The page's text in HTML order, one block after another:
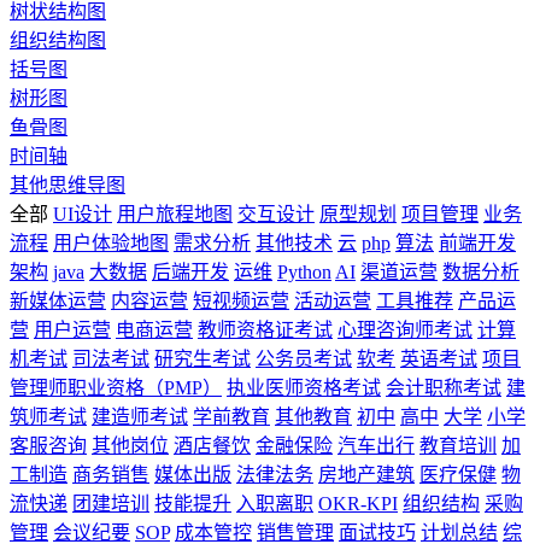
树状结构图
组织结构图
括号图
树形图
鱼骨图
时间轴
其他思维导图
全部 UI设计 用户旅程地图 交互设计 原型规划 项目管理 业务
流程 用户体验地图 需求分析 其他技术 云 php 算法 前端开发
架构 java 大数据 后端开发 运维 Python AI 渠道运营 数据分析
新媒体运营 内容运营 短视频运营 活动运营 工具推荐 产品运
营 用户运营 电商运营 教师资格证考试 心理咨询师考试 计算
机考试 司法考试 研究生考试 公务员考试 软考 英语考试 项目
管理师职业资格（PMP）
执业医师资格考试 会计职称考试 建
筑师考试 建造师考试 学前教育 其他教育 初中 高中 大学 小学
客服咨询 其他岗位 酒店餐饮 金融保险 汽车出行 教育培训
加
工制造 商务销售 媒体出版 法律法务 房地产建筑 医疗保健 物
流快递 团建培训 技能提升 入职离职 OKR-KPI 组织结构 采购
管理 会议纪要 SOP 成本管控 销售管理 面试技巧 计划总结 综